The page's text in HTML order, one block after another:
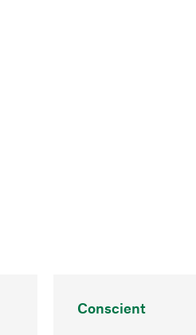
Conscient